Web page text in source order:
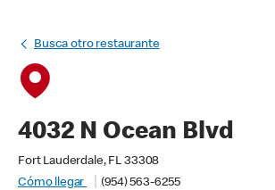
Busca otro restaurante
4032 N Ocean Blvd
Fort Lauderdale, FL 33308
Cómo llegar
(954) 563-6255